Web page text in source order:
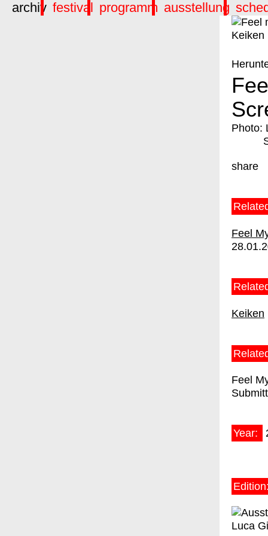
archiv festival programm ausstellung
Photo:
share
Feel
Keiken
Feel
Year:
Edition: